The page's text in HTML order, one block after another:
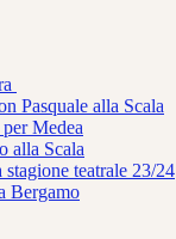
Pasquale alla Scala
Medea
alla Scala
stagione teatrale 23/24
Bergamo